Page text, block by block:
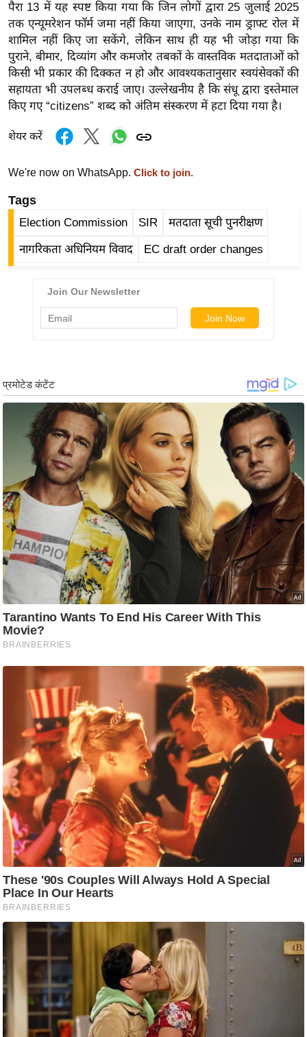
ज
ग
त
ऑ
टो
व
ज
फ
म
ली
वु
वु
ड
फि
ल्म
स
B
r
e
a
g
N
e
w
s
ला
इ
फ
स्टा
इ
टे
क्नॉ
जी
पैरा 13 में यह स्पष्ट किया गया कि जिन लोगों द्वारा 25 जुलाई 2025
तक एन्यूमरेशन फॉर्म जमा नहीं किया जाएगा, उनके नाम ड्राफ्ट रोल में
शामिल नहीं किए जा सकेंगे, लेकिन साथ ही यह भी जोड़ा गया कि
पुराने, बीमार, दिव्यांग और कमजोर तबकों के वास्तविक मतदाताओं को
किसी भी प्रकार की दिक्कत न हो और आवश्यकतानुसार स्वयंसेवकों की
सहायता भी उपलब्ध कराई जाए। उल्लेखनीय है कि संधू द्वारा इस्तेमाल
किए गए “citizens” शब्द को अंतिम संस्करण में हटा दिया गया है।
शेयर करें
We're now on WhatsApp. Click to join.
Tags
Election Commission SIR मतदाता सूची पुनरीक्षण
नागरिकता अधिनियम विवाद EC draft order changes